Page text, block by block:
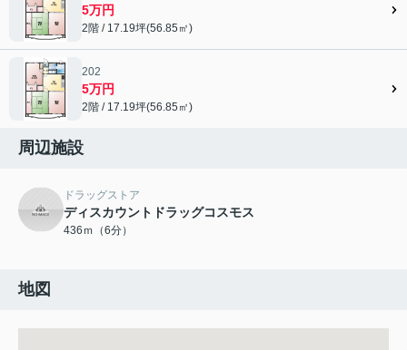
5万円
2階 / 17.19坪(56.85㎡)
202
5万円
2階 / 17.19坪(56.85㎡)
周辺施設
ドラッグストア
ディスカウントドラッグコスモス
436ｍ（6分）
地図